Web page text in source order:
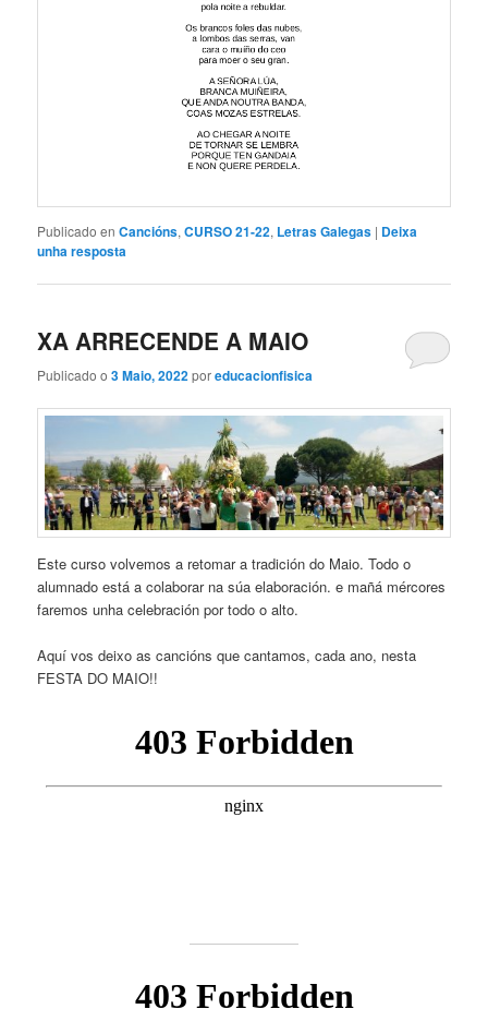
Publicado en Cancións,CURSO 21-22, Letras Galegas | Deixa
unha resposta
XA ARRECENDE A MAIO
Publicado o3 Maio, 2022poreducacionfisica
Este curso volvemos a retomar a tradición do Maio. Todo o
alumnado está a colaborar na súa elaboración. e mañá mércores
faremos unha celebración por todo o alto.
Aquí vos deixo as cancións que cantamos, cada ano, nesta
FESTA DO MAIO!!